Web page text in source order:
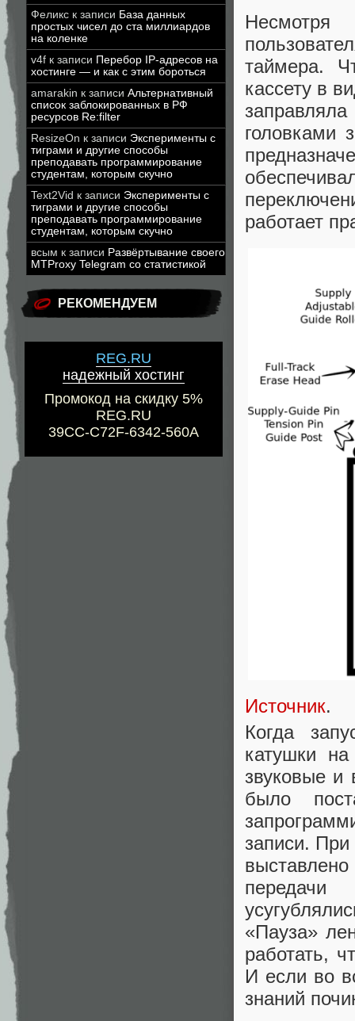
Феликс к записи База данных
простых чисел до ста миллиардов
на коленке
v4f к записи Перебор IP-адресов на
хостинге — и как с этим бороться
amarakin к записи Альтернативный
список заблокированных в РФ
ресурсов Re:filter
ResizeOn к записи Эксперименты с
тиграми и другие способы
преподавать программирование
студентам, которым скучно
Text2Vid к записи Эксперименты с
тиграми и другие способы
преподавать программирование
студентам, которым скучно
всым к записи Развёртывание своего
MTProxy Telegram со статистикой
РЕКОМЕНДУЕМ
REG.RU
надежный хостинг
Промокод на скидку 5%
REG.RU
39CC-C72F-6342-560A
таймера.
кассету в
головками
работает
Источник.
Когда
катушки
звуковые и
было
записи.
«Пауза»
работать,
И если во
знаний